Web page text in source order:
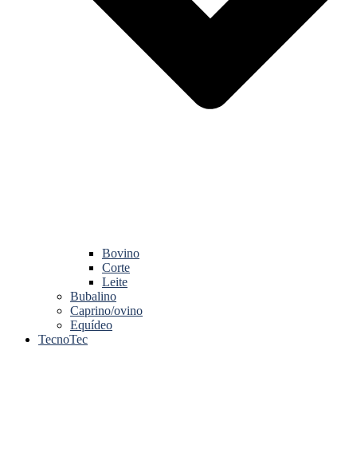
Bovino
Corte
Leite
Bubalino
Caprino/ovino
Equídeo
TecnoTec